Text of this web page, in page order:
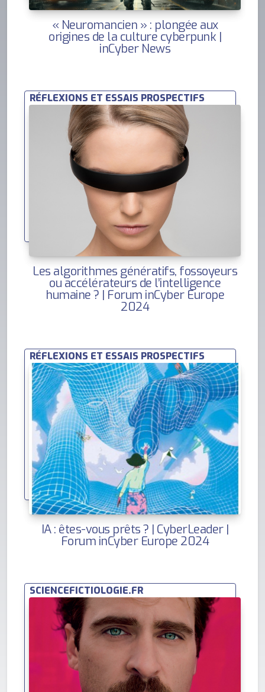
« Neuromancien » : plongée aux
origines de la culture cyberpunk |
inCyber News
RÉFLEXIONS ET ESSAIS PROSPECTIFS
Les algorithmes génératifs, fossoyeurs
ou accélérateurs de l’intelligence
humaine ? | Forum inCyber Europe
2024
RÉFLEXIONS ET ESSAIS PROSPECTIFS
IA : êtes-vous prêts ? | CyberLeader |
Forum inCyber Europe 2024
SCIENCEFICTIOLOGIE.FR